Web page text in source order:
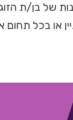
של בן/ת
או בכל